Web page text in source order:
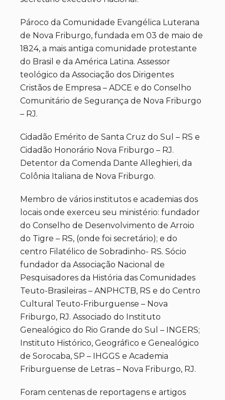
Pároco da Comunidade Evangélica Luterana
de Nova Friburgo, fundada em 03 de maio de
1824, a mais antiga comunidade protestante
do Brasil e da América Latina. Assessor
teológico da Associação dos Dirigentes
Cristãos de Empresa – ADCE e do Conselho
Comunitário de Segurança de Nova Friburgo
– RJ.
Cidadão Emérito de Santa Cruz do Sul – RS e
Cidadão Honorário Nova Friburgo – RJ.
Detentor da Comenda Dante Alleghieri, da
Colônia Italiana de Nova Friburgo.
Membro de vários institutos e academias dos
locais onde exerceu seu ministério: fundador
do Conselho de Desenvolvimento de Arroio
do Tigre – RS, (onde foi secretário); e do
centro Filatélico de Sobradinho- RS. Sócio
fundador da Associação Nacional de
Pesquisadores da História das Comunidades
Teuto-Brasileiras – ANPHCTB, RS e do Centro
Cultural Teuto-Friburguense – Nova
Friburgo, RJ. Associado do Instituto
Genealógico do Rio Grande do Sul – INGERS;
Instituto Histórico, Geográfico e Genealógico
de Sorocaba, SP – IHGGS e Academia
Friburguense de Letras – Nova Friburgo, RJ.
Foram centenas de reportagens e artigos